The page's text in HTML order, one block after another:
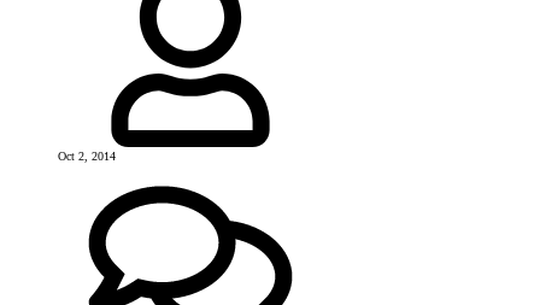
Oct 2, 2014